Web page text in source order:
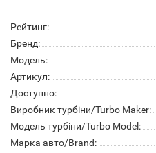
Рейтинг:
Бренд:
Модель:
Артикул:
Доступно:
Виробник турбіни/Turbo Maker:
Модель турбіни/Turbo Model:
Марка авто/Brand: